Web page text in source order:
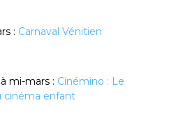
: Carnaval Vénitien
mi-mars : Cinémino : Le
cinéma enfant